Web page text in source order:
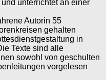
unterrichtet an einer
Autorin 55
gehalten
in
Texte sind alle
sowohl von geschulten
vorgelesen